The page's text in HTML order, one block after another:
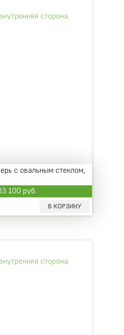
с овальным стеклом,
100 руб.
В КОРЗИНУ